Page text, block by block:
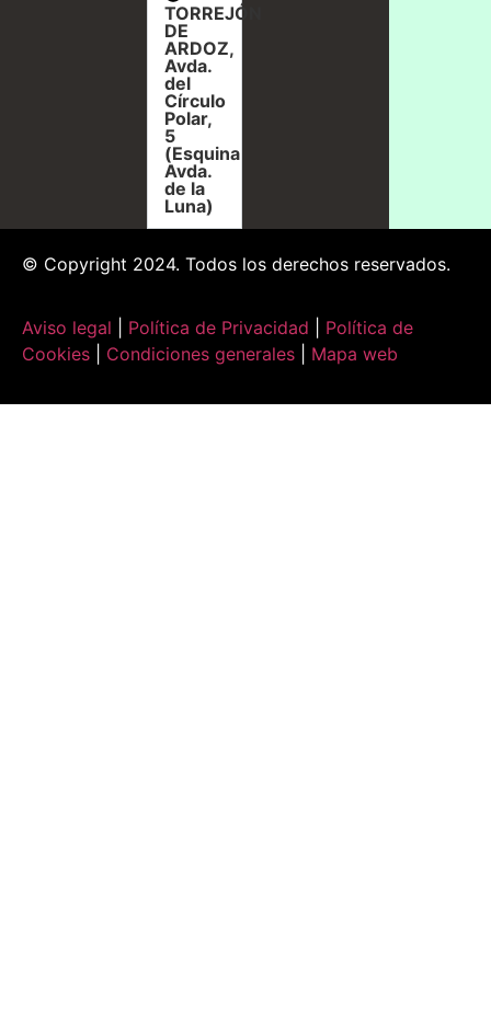
TORREJÓN
DE
ARDOZ,
Avda.
del
Círculo
Polar,
5
(Esquina
Avda.
de la
Luna)
© Copyright 2024. Todos los derechos reservados.
Aviso legal Política de Privacidad
Política de
Cookies
Condiciones generales Mapa web